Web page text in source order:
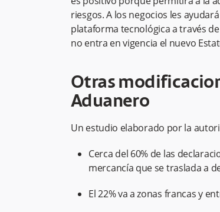
riesgos. A los negocios les
plataforma tecnológica a través
no entra en vigencia el nuevo
Otras
Aduanero
Un estudio elaborado por la
Cerca del 60% de las
mercancía que se traslada a
El 22% va a zonas francas y